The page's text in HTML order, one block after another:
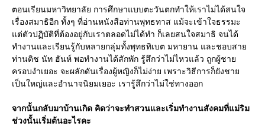
ตอนเรียนมหาวิทยาลัย การศึกษาแบบตะวันตกทำให้เราไม่ได้สนใจ
เรื่องสมาธิอีก ทั้งๆ ที่อ่านหนังสือท่านพุทธทาส แม้จะเข้าใจธรรมะ
แต่ตัวปฏิบัติที่ต้องอยู่กับเราตลอดไม่ได้ทำ ก็เลยสนใจสมาธิ จนได้
ทำงานและเรียนรู้กับหลายกลุ่มทั้งพุทธทิเบต มหายาน และชอบสาย
ท่านติช นัท ฮันห์ พอทำงานได้สักพัก รู้สึกว่าไม่ไหวแล้ว ถูกผู้ชาย
ครอบงำเยอะ จะผลักดันเรื่องผู้หญิงก็ไม่ง่าย เพราะวิธีการก็ยังชาย
เป็นใหญ่และอำนาจนิยมเยอะ เรารู้สึกว่าไม่ใช่ทางออก
จากนั้นกลับมาบ้านเกิด คิดว่าจะทำสวนและเริ่มทำงานสังคมที่แม่ริม
ช่วงนั้นเริ่มต้นอะไรคะ